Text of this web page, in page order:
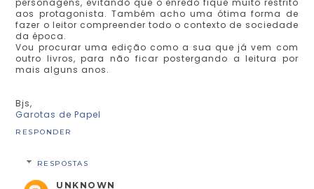
personagens, evitando que o enredo fique muito restrito
aos protagonista. Também acho uma ótima forma de
fazer o leitor compreender todo o contexto de sociedade
da época.
Vou procurar uma edição como a sua que já vem com
outro livros, para não ficar postergando a leitura por
mais alguns anos.
Bjs,
Garotas de Papel
RESPONDER
RESPOSTAS
UNKNOWN